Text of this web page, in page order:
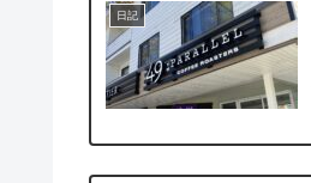
日記